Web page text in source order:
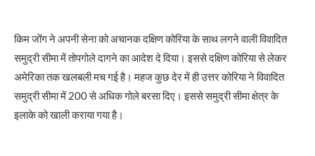
किम जोंग ने अपनी सेना को अचानक दक्षिण कोरिया के साथ लगने वाली विवादित
समुद्री सीमा में तोपगोले दागने का आदेश दे दिया। इससे दक्षिण कोरिया से लेकर
अमेरिका तक खलबली मच गई है। महज कुछ देर में ही उत्तर कोरिया ने विवादित
समुद्री सीमा में 200 से अधिक गोले बरसा दिए। इससे समुद्री सीमा क्षेत्र के
इलाके को खाली कराया गया है।